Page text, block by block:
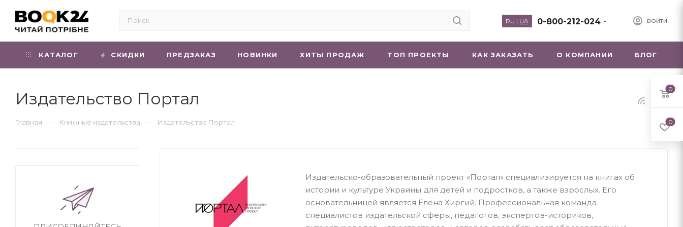
ВОЙТИ
0-800-212-024
RU | UA
КАТАЛОГ СКИДКИ ПРЕДЗАКАЗ НОВИНКИ ХИТЫ ПРОДАЖ ТОП ПРОЕКТЫ КАК ЗАКАЗАТЬ О КОМПАНИИ БЛОГ
Издательство Портал
Главная — Книжные издательства — Издательство Портал
Издательско-образовательный проект «Портал» специализируется на книгах об
истории и культуре Украины для детей и подростков, а также взрослых. Его
основательницей является Елена Хиргий. Профессиональная команда
специалистов издательской сферы, педагогов, экспертов-историков,
0
0